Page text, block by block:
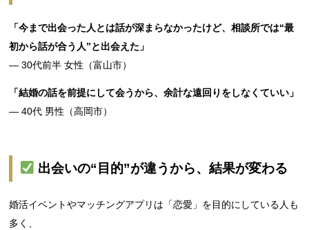
「今まで出会った人とは話が深まらなかったけど、相談所では“最
初から話が合う人”と出会えた」
— 30代前半 女性（富山市）
「結婚の話を前提にして会うから、余計な遠回りをしなくていい」
— 40代 男性（高岡市）
出会いの“目的”が違うから、結果が変わる
婚活イベントやマッチングアプリは「恋愛」を目的にしている人も
多く、